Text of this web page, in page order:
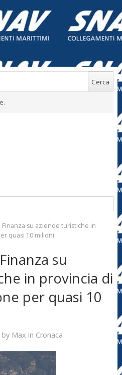
su aziende turistiche in
quasi 10 milioni
su
in provincia di
per quasi 10
Max in Cronaca